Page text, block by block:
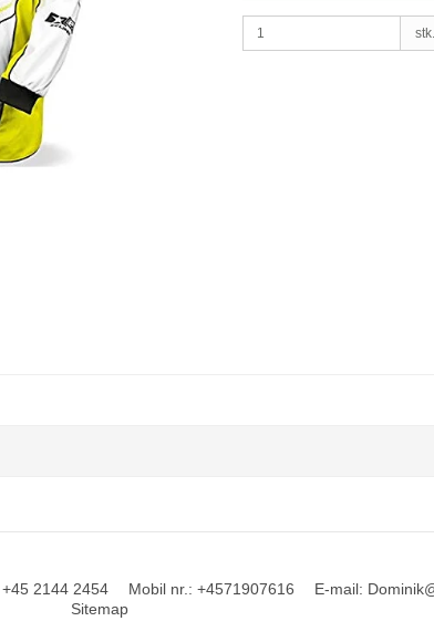
stk.
+45 2144 2454 Mobil nr. : +4571907616 E-mail:
Sitemap